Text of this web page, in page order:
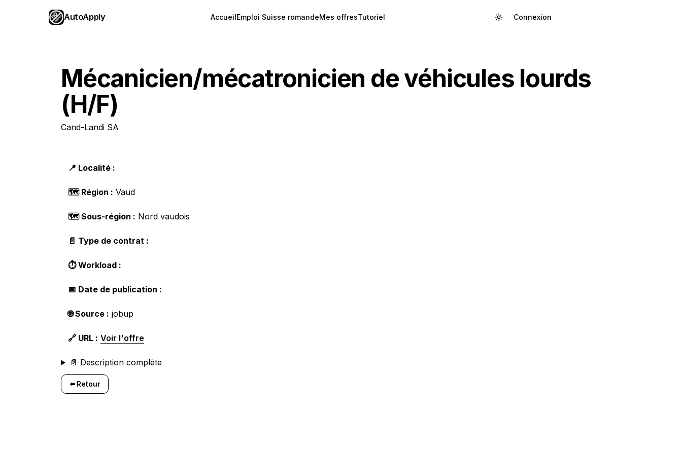
AutoApply AccueilEmploi Suisse romandeMes offresTutoriel Connexion
Mécanicien/mécatronicien de véhicules lourds
(H/F)
Cand-Landi SA
📍 Localité :
🗺️ Région : Vaud
🗺️ Sous-région : Nord vaudois
📄 Type de contrat :
⏱️ Workload :
📅 Date de publication :
🌐 Source : jobup
🔗 URL : Voir l'offre
📄 Description complète
⬅️ Retour